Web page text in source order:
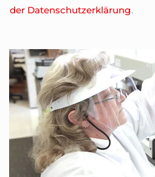
der Datenschutzerklärung.